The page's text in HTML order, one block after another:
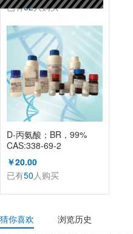
已有52人购买
D-丙氨酸；BR，99%
CAS:338-69-2
（KL1002A）
￥20.00
已有50人购买
猜你喜欢 浏览历史